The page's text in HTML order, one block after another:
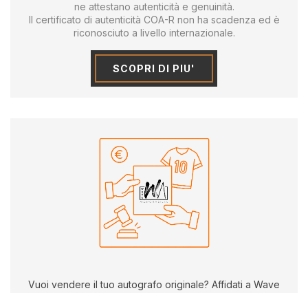
ne attestano autenticità e genuinità.
Il certificato di autenticità COA-R non ha scadenza ed è
riconosciuto a livello internazionale.
SCOPRI DI PIU'
Vuoi vendere il tuo autografo originale? Affidati a Wave